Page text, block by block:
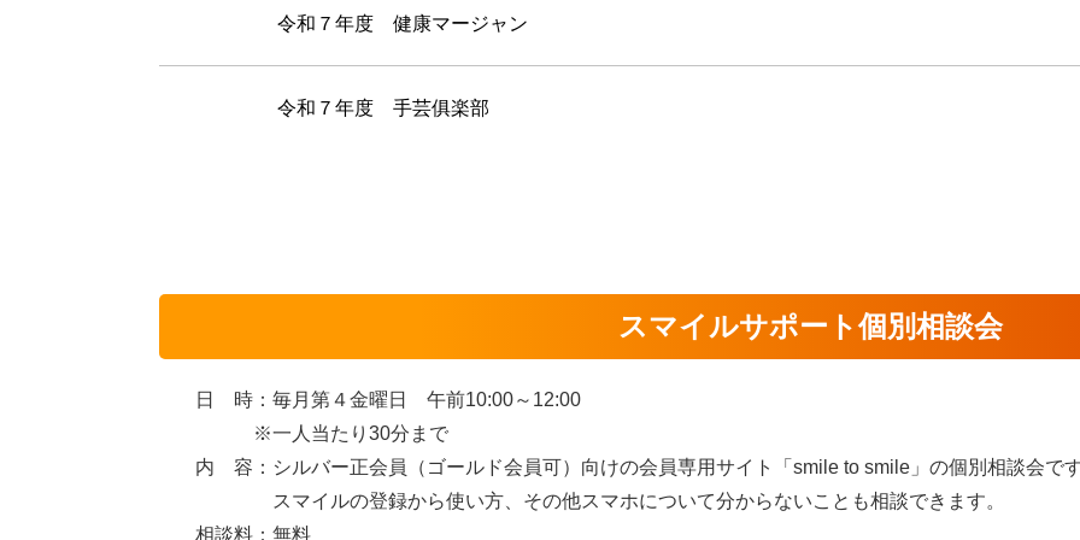
令和７年度 健康マージャン
令和７年度 手芸俱楽部
スマイルサポート個別相談会
日 時：毎月第４金曜日 午前10:00～12:00
※一人当たり30分まで
内 容：シルバー正会員（ゴールド会員可）向けの会員専用サイト「smile to smile」の個別相談会で
スマイルの登録から使い方、その他スマホについて分からないことも相談できます。
相談料：無料